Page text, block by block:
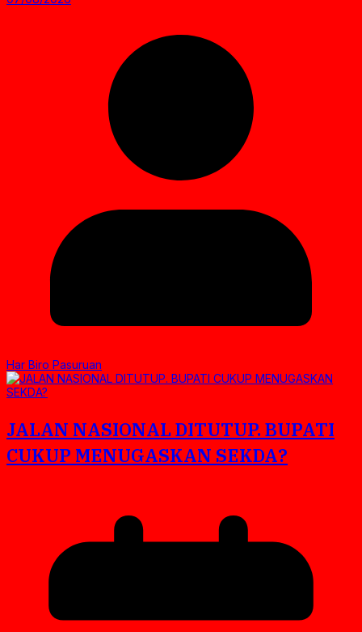
Har Biro Pasuruan
JALAN NASIONAL DITUTUP. BUPATI
CUKUP MENUGASKAN SEKDA?